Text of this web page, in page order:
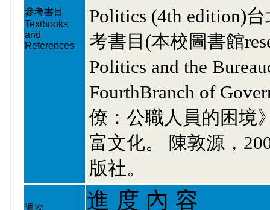
參考書目
Textbooks
and
References
Politics (4th edition)
考書目(本校圖書館
Politics and the
FourthBranch of
僚：公職人員的困境
富文化。 陳敦源，
版社。
週次
進 度 內 容